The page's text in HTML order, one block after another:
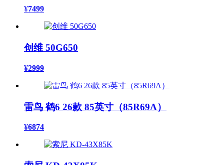
¥7499
创维 50G650
¥2999
雷鸟 鹤6 26款 85英寸（85R69A）
¥6874